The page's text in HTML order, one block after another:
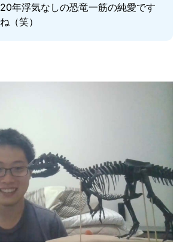
20年浮気なしの恐竜一筋の純愛です
ね（笑）